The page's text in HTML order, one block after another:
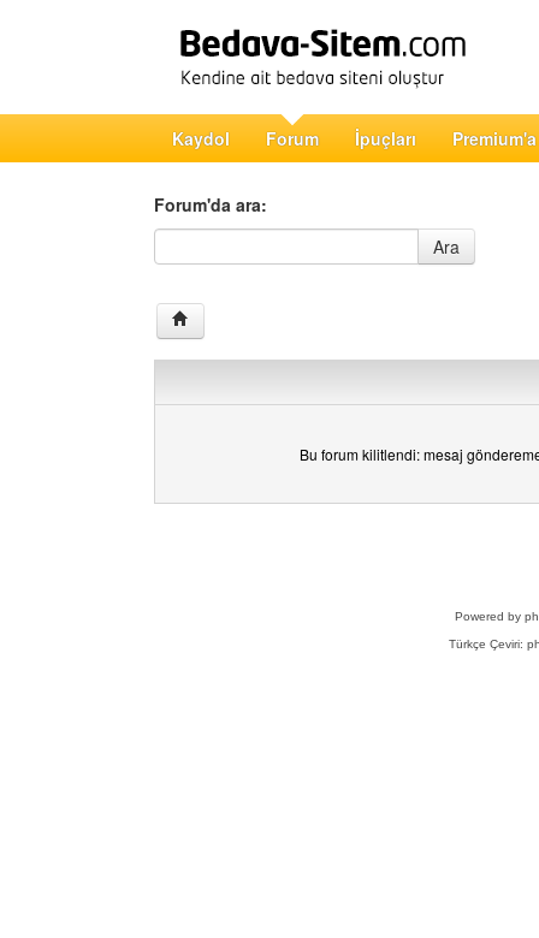
Kaydol Forum İpuçları
Forum'da ara:
Forum'da ara
Ara
Bu forum kilitlendi: mesaj
Powered by
Türkçe Çeviri: